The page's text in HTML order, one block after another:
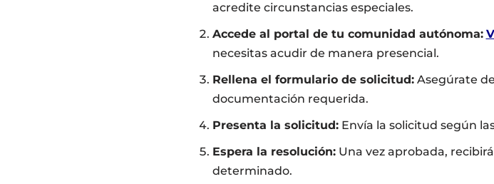
acredite circunstancias especiales.
Accede al portal de tu comunidad autónoma:
necesitas acudir de manera presencial.
Rellena el formulario de solicitud:Asegúrate
documentación requerida.
Presenta la solicitud:Envía la solicitud según
Espera la resolución:Una vez aprobada,
determinado.